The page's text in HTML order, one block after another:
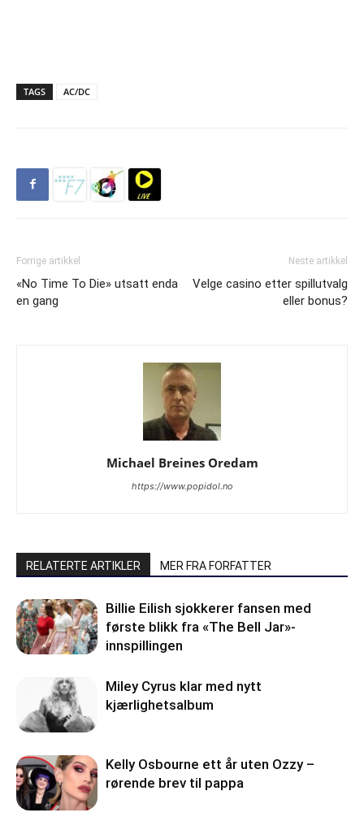
TAGS AC/DC
Forrige artikkel
«No Time To Die» utsatt enda
en gang
Neste artikkel
Velge casino etter spillutvalg
eller bonus?
Michael Breines Oredam
https://www.popidol.no
RELATERTE ARTIKLER MER FRA FORFATTER
Billie Eilish sjokkerer fansen med
første blikk fra «The Bell Jar»-
innspillingen
Miley Cyrus klar med nytt
kjærlighetsalbum
Kelly Osbourne ett år uten Ozzy –
rørende brev til pappa